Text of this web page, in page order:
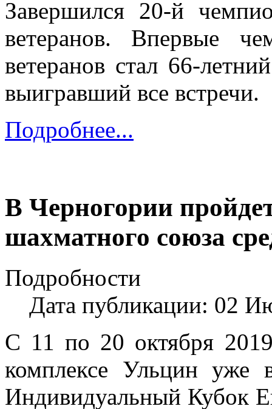
Завершился 20-й
ветеранов. Впервые
ветеранов стал 66-
выигравший все встречи.
Подробнее...
В Черногории
шахматного союза
Подробности
Дата публикации: 02
С 11 по 20 октября
комплексе Ульцин уже
Индивидуальный Кубок